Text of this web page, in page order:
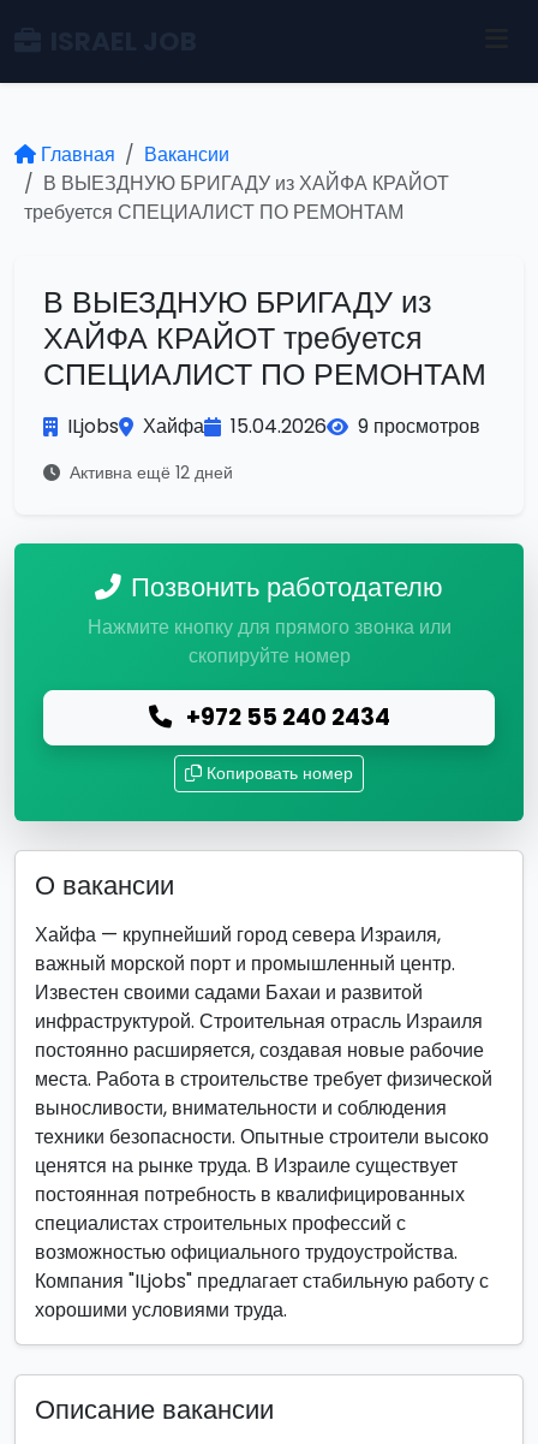
Главная
Вакансии
В ВЫЕЗДНУЮ БРИГАДУ из ХАЙФА КРАЙОТ
требуется СПЕЦИАЛИСТ ПО РЕМОНТАМ
В ВЫЕЗДНУЮ БРИГАДУ из
ХАЙФА КРАЙОТ требуется
СПЕЦИАЛИСТ ПО РЕМОНТАМ
ILjobs Хайфа 15.04.2026 9 просмотров
Активна ещё 12 дней
Позвонить работодателю
Нажмите кнопку для прямого звонка или
скопируйте номер
+972 55 240 2434
Копировать номер
О вакансии
Хайфа — крупнейший город севера Израиля,
важный морской порт и промышленный центр.
Известен своими садами Бахаи и развитой
инфраструктурой. Строительная отрасль Израиля
постоянно расширяется, создавая новые рабочие
места. Работа в строительстве требует физической
выносливости, внимательности и соблюдения
техники безопасности. Опытные строители высоко
ценятся на рынке труда. В Израиле существует
постоянная потребность в квалифицированных
специалистах строительных профессий с
возможностью официального трудоустройства.
Компания "ILjobs" предлагает стабильную работу с
хорошими условиями труда.
Описание вакансии